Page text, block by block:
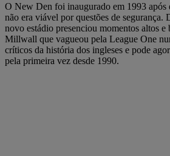
O New Den foi inaugurado em 1993 após
não era viável por questões de segurança.
novo estádio presenciou momentos altos
Millwall que vagueou pela League One
críticos da história dos ingleses e pode
pela primeira vez desde 1990.